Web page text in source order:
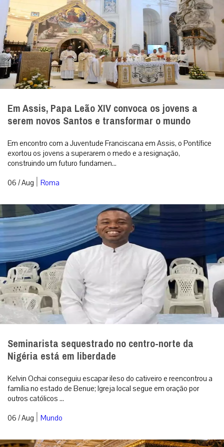
Em Assis, Papa Leão XIV convoca os jovens a
serem novos Santos e transformar o mundo
Em encontro com a Juventude Franciscana em Assis, o Pontífice
exortou os jovens a superarem o medo e a resignação,
construindo um futuro fundamen...
06 / Aug | Roma
Seminarista sequestrado no centro-norte da
Nigéria está em liberdade
Kelvin Ochai conseguiu escapar ileso do cativeiro e reencontrou a
família no estado de Benue; Igreja local segue em oração por
outros católicos ...
06 / Aug | Mundo